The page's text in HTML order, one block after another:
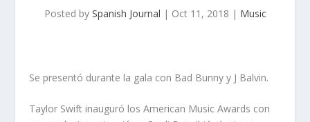
Posted by Spanish Journal | Oct 11, 2018 | Music
Se presentó durante la gala con Bad Bunny y J Balvin.
Taylor Swift inauguró los American Music Awards con